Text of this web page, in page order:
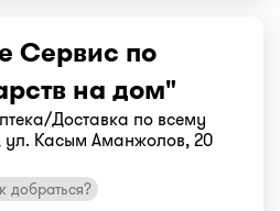
Сервис по
на дом"
Доставка по всему
ул. Касым Аманжолов, 20
добраться?